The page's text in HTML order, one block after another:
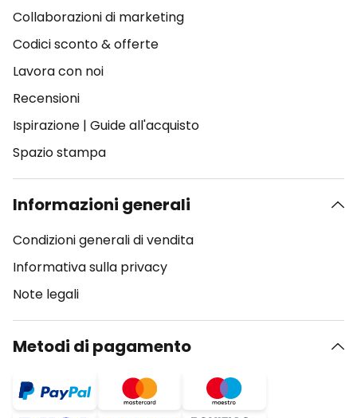
Collaborazioni di marketing
Codici sconto & offerte
Lavora con noi
Recensioni
Ispirazione | Guide all'acquisto
Spazio stampa
Informazioni generali
Condizioni generali di vendita
Informativa sulla privacy
Note legali
Metodi di pagamento